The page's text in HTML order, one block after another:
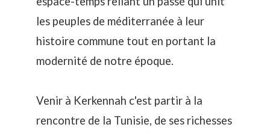
les peuples de méditerranée à leur
histoire commune tout en portant la
modernité de notre époque.
Venir à Kerkennah c'est partir à la
rencontre de la Tunisie, de ses richesses